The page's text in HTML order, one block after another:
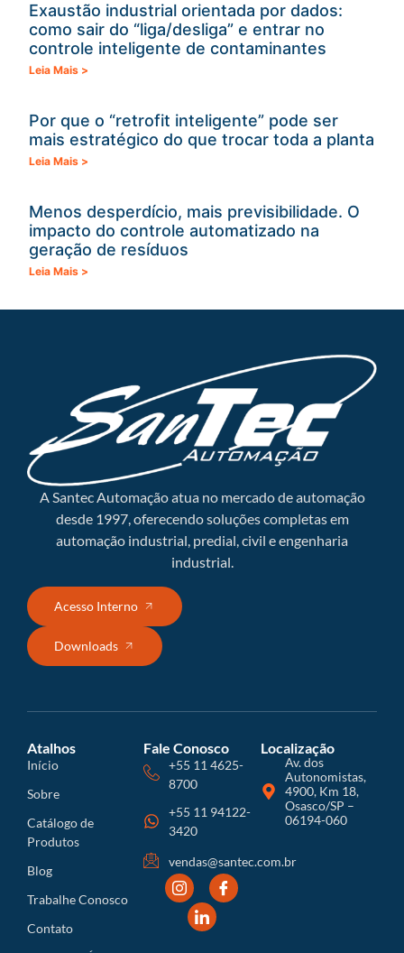
Exaustão industrial orientada por dados:
como sair do “liga/desliga” e entrar no
controle inteligente de contaminantes
Leia Mais >
Por que o “retrofit inteligente” pode ser
mais estratégico do que trocar toda a planta
Leia Mais >
Menos desperdício, mais previsibilidade. O
impacto do controle automatizado na
geração de resíduos
Leia Mais >
A Santec Automação atua no mercado de automação
desde 1997, oferecendo soluções completas em
automação industrial, predial, civil e engenharia
industrial.
Acesso Interno
Downloads
Atalhos
Início
Sobre
Catálogo de
Produtos
Blog
Trabalhe Conosco
Contato
Fale Conosco
+55 11 4625-
8700
+55 11 94122-
3420
vendas@santec.com.br
Localização
Av. dos
Autonomistas,
4900, Km 18,
Osasco/SP –
06194-060